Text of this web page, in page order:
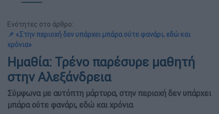
Ενότητες στο άρθρο:
📌 «Στην περιοχή δεν υπάρχει μπάρα ούτε φανάρι, εδώ και
χρόνια»
Ημαθία: Τρένο παρέσυρε μαθητή
στην Αλεξάνδρεια
Σύμφωνα με αυτόπτη μάρτυρα, στην περιοχή δεν υπάρχει
μπάρα ούτε φανάρι, εδώ και χρόνια